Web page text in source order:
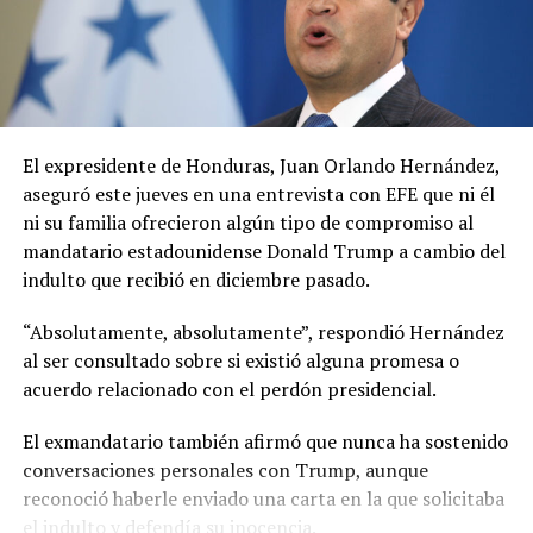
resistencia, diseñadas para retrasar el ingreso de las
fuerzas de seguridad y dar tiempo a los ocupantes para
ocultar evidencias o deshacerse de drogas a través de
sistemas de drenaje.
El jefe policial indicó que en diversas requisas realizadas
dentro de cárceles del país se han encontrado teléfonos
celulares con aplicaciones que permitían acceder de
forma remota a las cámaras instaladas en el exterior.
adquiridos en establecimientos comerciales
especializados en tecnología y posteriormente
adaptados para actividades de vigilancia criminal.
De acuerdo con la PNC, el objetivo de estas acciones era
mantener el control territorial en colonias y barrios de
la Zona 18, una de las áreas históricamente afectadas
por la presencia de pandillas en la capital guatemalteca.
El expresidente deHonduras, Juan Orlando Hernández,
aseguró este jueves en una entrevista con EFE que ni él
ni su familia ofrecieron algún tipo de compromiso al
mandatario estadounidenseDonald Trump a cambio del
indulto que recibió en diciembre pasado.
“Absolutamente, absolutamente”, respondió Hernández
al ser consultado sobre si existió alguna promesa o
acuerdo relacionado con el perdón presidencial.
El exmandatario también afirmó que nunca ha sostenido
conversaciones personales con Trump, aunque
reconoció haberle enviado una carta en la que solicitaba
el indulto y defendía su inocencia.